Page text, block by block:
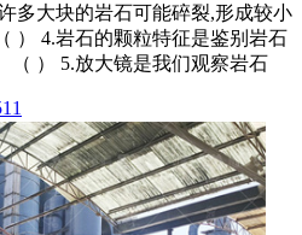
多大块的岩石可能碎裂,形成较小
） 4.岩石的颗粒特征是鉴别岩石
（ ） 5.放大镜是我们观察岩石